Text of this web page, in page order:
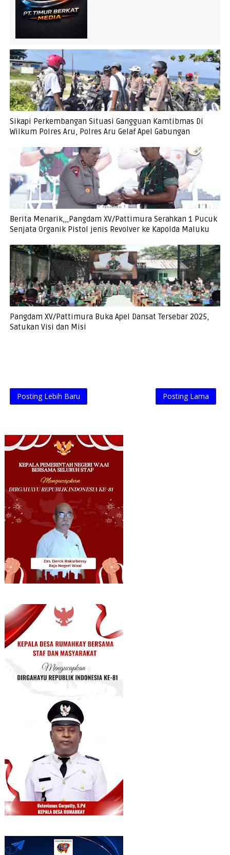
Sikapi Perkembangan Situasi Gangguan Kamtibmas Di
Wilkum Polres Aru, Polres Aru Gelaf Apel Gabungan
Berita Menarik,,,Pangdam XV/Pattimura Serahkan 1 Pucuk
Senjata Organik Pistol jenis Revolver ke Kapolda Maluku
Pangdam XV/Pattimura Buka Apel Dansat Tersebar 2025,
Satukan Visi dan Misi
Posting Lebih Baru Posting Lama